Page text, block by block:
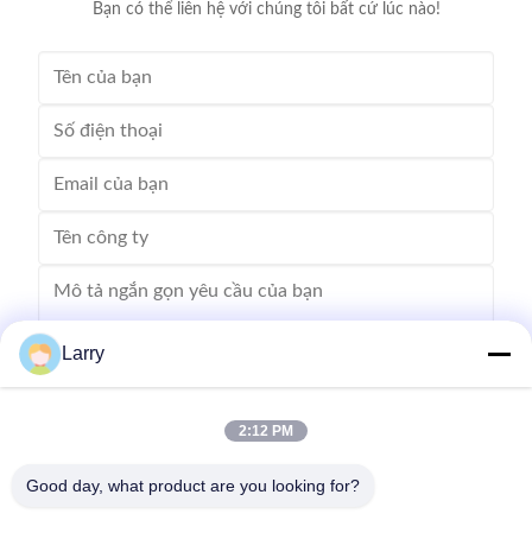
Bạn có thể liên hệ với chúng tôi bất cứ lúc nào!
Gửi
Larry
2:12 PM
Good day, what product are you looking for?